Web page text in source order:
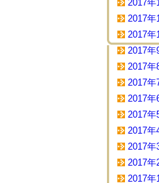
2017年
2017年
2017年
2017年
2017年
2017年
2017年
2017年
2017年
2017年
2017年
2017年